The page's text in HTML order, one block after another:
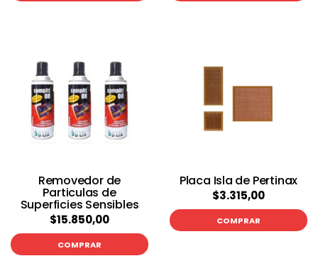
Removedor de
Particulas de
Superficies Sensibles
$15.850,00
COMPRAR
Placa Isla de Pertinax
$3.315,00
COMPRAR